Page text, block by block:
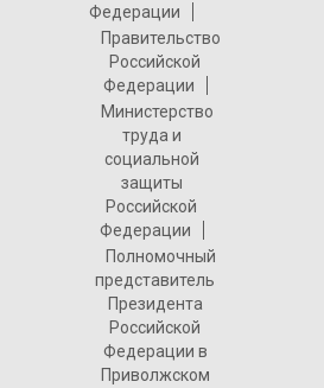
Федерации
Правительство
Российской
Федерации
Министерство
труда и
социальной
защиты
Российской
Федерации
Полномочный
представитель
Президента
Российской
Федерации в
Приволжском